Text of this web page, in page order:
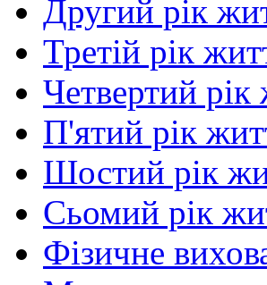
Другий рік
Третій рік
Четвертий рік
П'ятий рік
Шостий рік
Сьомий рік
Фізичне